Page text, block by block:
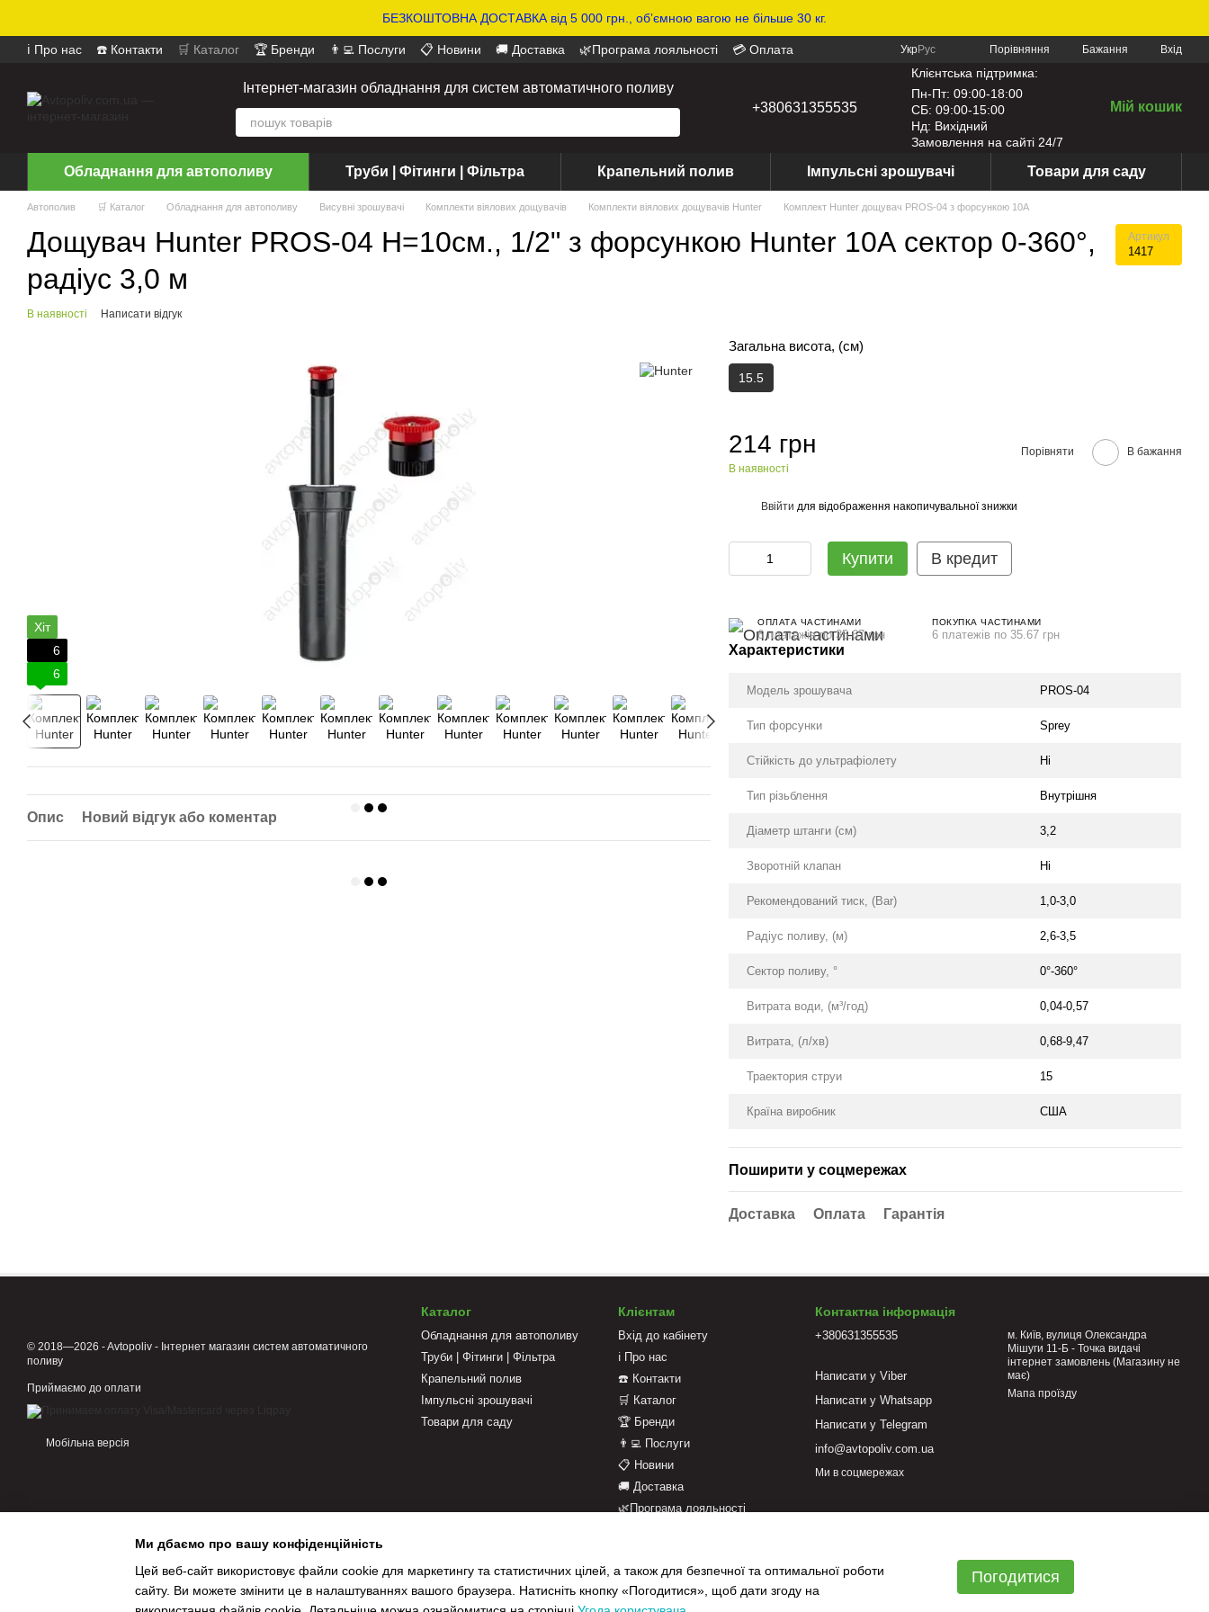
БЕЗКОШТОВНА ДОСТАВКА від 5 000 грн., обʼємною вагою не більше 30 кг.
ℹ️ Про нас ☎️ Контакти 🛒 Каталог 🏆 Бренди 👨‍💻 Послуги 📋 Новини 🚚 Доставка 🌿Програма лояльності
💳 Оплата
УкрРус Порівняння Бажання Вхід
Інтернет-магазин обладнання для систем автоматичного поливу
+380631355535
Клієнтська підтримка:
Пн-Пт: 09:00-18:00
СБ: 09:00-15:00
Нд: Вихідний
Замовлення на сайті 24/7
Мій кошик
Обладнання для автополиву Труби | Фітинги | Фільтра Крапельний полив Імпульсні зрошувачі Товари для саду
Автополив 🛒 Каталог Обладнання для автополиву Висувні зрошувачі Комплекти віялових дощувачів Комплекти віялових дощувачів Hunter Комплект Hunter дощувач PROS-04 з форсункою 10А
Дощувач Hunter PROS-04 Н=10см., 1/2" з форсункою Hunter 10А сектор 0-360°,
радіус 3,0 м
Артикул
1417
В наявності Написати відгук
Хіт
6
6
Опис Новий відгук або коментар
Загальна висота, (см)
15.5
214 грн
В наявності
Порівняти В бажання
Ввійти для відображення накопичувальної знижки
Купити В кредит
ОПЛАТА ЧАСТИНАМИ
6 платежів по 35.67 грн
ПОКУПКА ЧАСТИНАМИ
6 платежів по 35.67 грн
Характеристики
Модель зрошувача PROS-04
Тип форсунки Sprey
Стійкість до ультрафіолету Ні
Тип різьблення Внутрішня
Діаметр штанги (см) 3,2
Зворотній клапан Ні
Рекомендований тиск, (Bar) 1,0-3,0
Радіус поливу, (м) 2,6-3,5
Сектор поливу, ° 0°-360°
Витрата води, (м³/год) 0,04-0,57
Витрата, (л/хв) 0,68-9,47
Траектория струи 15
Країна виробник США
Поширити у соцмережах
Доставка Оплата Гарантія
© 2018—2026 - Avtopoliv - Інтернет магазин систем автоматичного
поливу
Приймаємо до оплати
Мобільна версія
Каталог
Обладнання для автополиву
Труби | Фітинги | Фільтра
Крапельний полив
Імпульсні зрошувачі
Товари для саду
Клієнтам
Вхід до кабінету
ℹ️ Про нас
☎️ Контакти
🛒 Каталог
🏆 Бренди
👨‍💻 Послуги
📋 Новини
🚚 Доставка
🌿Програма лояльності
📝 Відгуки про магазин
Контактна інформація
+380631355535
Написати у Viber
Написати у Whatsapp
Написати у Telegram
info@avtopoliv.com.ua
м. Київ, вулиця Олександра
Мішуги 11-Б - Точка видачі
інтернет замовлень (Магазину не
має)
Мапа проїзду
Ми в соцмережах
Ми дбаємо про вашу конфіденційність
Цей веб-сайт використовує файли cookie для маркетингу та статистичних цілей, а також для безпечної та оптимальної роботи
сайту. Ви можете змінити це в налаштуваннях вашого браузера. Натисніть кнопку «Погодитися», щоб дати згоду на
Погодитися